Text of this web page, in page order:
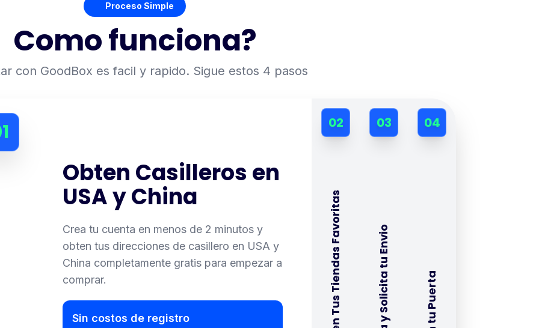
Proceso Simple
Como funciona?
con GoodBox es facil y rapido. Sigue estos 4 pasos
Obten Casilleros en
USA y China
Crea tu cuenta en menos de 2 minutos y
obten tus direcciones de casillero en USA y
China completamente gratis para empezar a
comprar.
Sin costos de registro
02
Compra en Tus Tiendas Favoritas
03 04